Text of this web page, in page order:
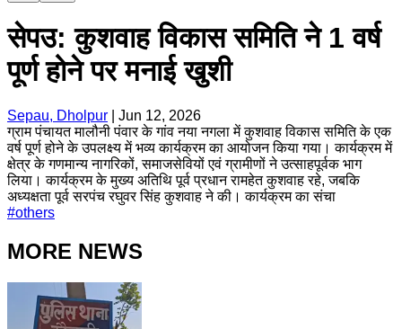
सेपउ: कुशवाह विकास समिति ने 1 वर्ष
पूर्ण होने पर मनाई खुशी
Sepau, Dholpur
Jun 12, 2026
ग्राम पंचायत मालौनी पंवार के गांव नया नगला में कुशवाह विकास समिति के एक
वर्ष पूर्ण होने के उपलक्ष्य में भव्य कार्यक्रम का आयोजन किया गया। कार्यक्रम में
क्षेत्र के गणमान्य नागरिकों, समाजसेवियों एवं ग्रामीणों ने उत्साहपूर्वक भाग
लिया। कार्यक्रम के मुख्य अतिथि पूर्व प्रधान रामहेत कुशवाह रहे, जबकि
अध्यक्षता पूर्व सरपंच रघुवर सिंह कुशवाह ने की। कार्यक्रम का संचा
#others
MORE NEWS